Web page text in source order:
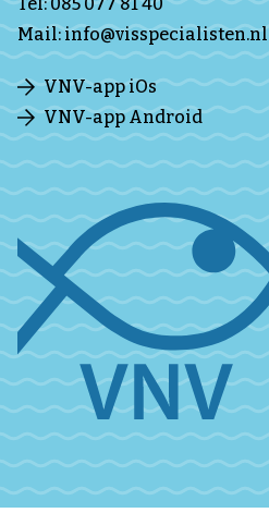
Mail:info@visspecialisten.nl
VNV-app iOs
VNV-app Android